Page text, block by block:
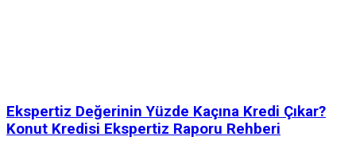
Ekspertiz Değerinin Yüzde Kaçına Kredi Çıkar?
Konut Kredisi Ekspertiz Raporu Rehberi